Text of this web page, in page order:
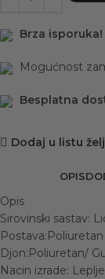
Brza isporuka!
Mogućnost
Besplatna
Dodaj u listu
OPIS
Opis
Sirovinski sastav:
Djon:Poliuretan/
Nacin izrade: